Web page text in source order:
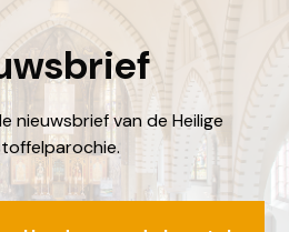
nieuwsbrief van de Heilige